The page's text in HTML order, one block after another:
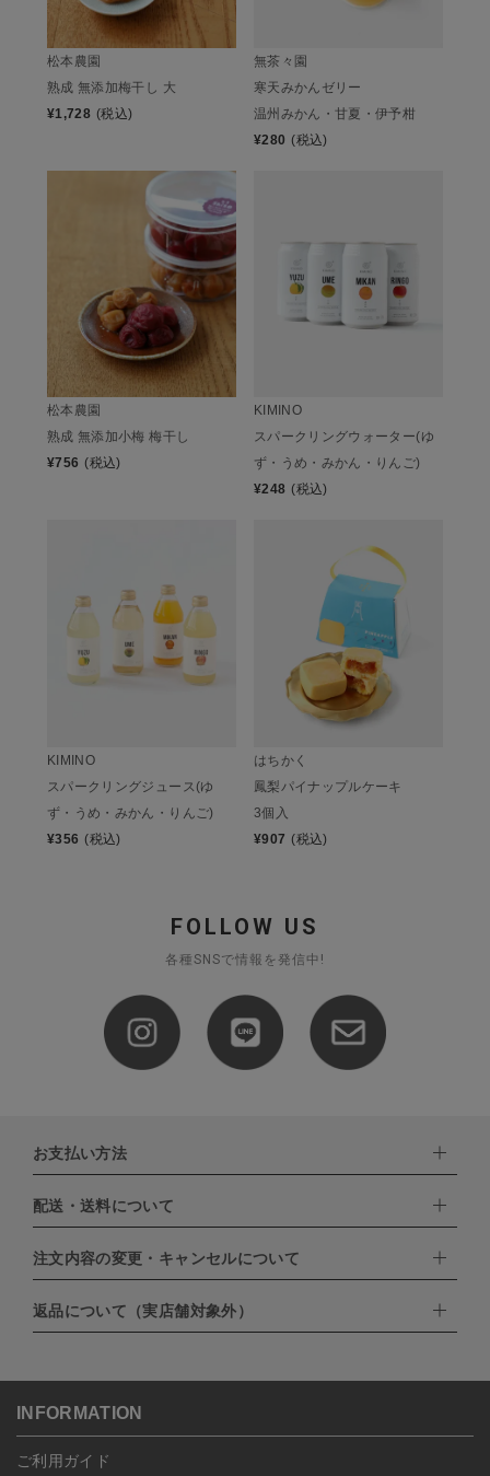
松本農園
熟成 無添加梅干し 大
¥1,728 (税込)
無茶々園
寒天みかんゼリー
温州みかん・甘夏・伊予柑
¥280 (税込)
松本農園
熟成 無添加小梅 梅干し
¥756 (税込)
KIMINO
スパークリングウォーター(ゆ
ず・うめ・みかん・りんご)
¥248 (税込)
KIMINO
スパークリングジュース(ゆ
ず・うめ・みかん・りんご)
¥356 (税込)
はちかく
鳳梨パイナップルケーキ
3個入
¥907 (税込)
FOLLOW US
各種SNSで情報を発信中!
お支払い方法
下記お支払い方法よりお選びいただけます。
・クレジットカード（VISA,mastercard,JCB,AMERICAN
EXPRESS,Diners Club）
・PayPay
・NP後払い
配送・送料について
配達業者：日本郵便
北海道：1,400円
沖縄：1,400円
注文内容の変更・キャンセルについて
ご注文日当日から翌日のAM9:00までにご連絡頂いた場合はキャン
セルは可能です。
ンセルしていただいた後、ご希望の商品のみ再度ご注文お願いしま
予約商品など一部キャンセルが出来ない場合がございます。あらか
じめご了承ください。
返品について（実店舗対象外）
こちらよりご依頼ください。
INFORMATION
ご利用ガイド